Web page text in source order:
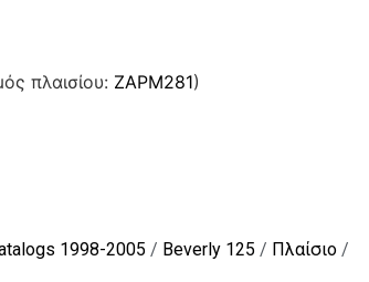
πλαισίου: ZAPM281)
1998-2005 / Beverly 125 / Πλαίσιο /